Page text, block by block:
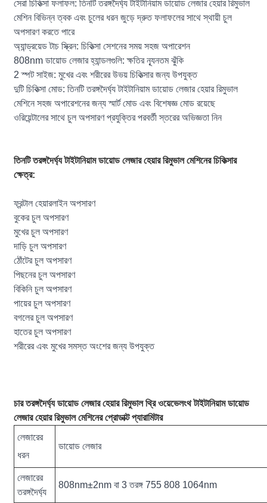
সেরা চিকিত্সা ফলাফল: তিনটি তরঙ্গদৈর্ঘ্য টাইটানিয়াম ডায়োড লেজার হেয়ার রিমুভাল
মেশিন বিভিন্ন ত্বক এবং চুলের ধরন জুড়ে দ্রুত ফলাফলের সাথে স্থায়ী চুল
অপসারণ করতে পারে
অ্যান্ড্রয়েড টাচ স্ক্রিন: চিকিত্সা সেশনের সময় সহজ অপারেশন
808nm ডায়োড লেজার হ্যান্ডলগুলি: ক্ষতির ন্যূনতম ঝুঁকি
2 স্পট সাইজ: মুখের এবং শরীরের উভয় চিকিত্সার জন্য উপযুক্ত
দুটি চিকিত্সা মোড: তিনটি তরঙ্গদৈর্ঘ্য টাইটানিয়াম ডায়োড লেজার হেয়ার রিমুভাল
মেশিনে সহজ অপারেশনের জন্য স্মার্ট মোড এবং বিশেষজ্ঞ মোড রয়েছে
ওরিয়েন্টালের সাথে চুল অপসারণ প্রযুক্তির পরবর্তী স্তরের অভিজ্ঞতা নিন
তিনটি তরঙ্গদৈর্ঘ্য টাইটানিয়াম ডায়োড লেজার হেয়ার রিমুভাল মেশিনের চিকিত্সার
ক্ষেত্র:
ফ্রন্টাল হেয়ারলাইন অপসারণ
বুকের চুল অপসারণ
মুখের চুল অপসারণ
দাড়ি চুল অপসারণ
ঠোঁটের চুল অপসারণ
পিছনের চুল অপসারণ
বিকিনি চুল অপসারণ
পায়ের চুল অপসারণ
বগলের চুল অপসারণ
হাতের চুল অপসারণ
শরীরের এবং মুখের সমস্ত অংশের জন্য উপযুক্ত
চার তরঙ্গদৈর্ঘ্য ডায়োড লেজার হেয়ার রিমুভাল থ্রি ওয়েভেলংথ টাইটানিয়াম ডায়োড
লেজার হেয়ার রিমুভাল মেশিনের প্রোডাক্ট প্যারামিটার
লেজারের
ধরন
ডায়োড লেজার
লেজারের
তরঙ্গদৈর্ঘ্য
808nm±2nm বা 3 তরঙ্গ 755 808 1064nm